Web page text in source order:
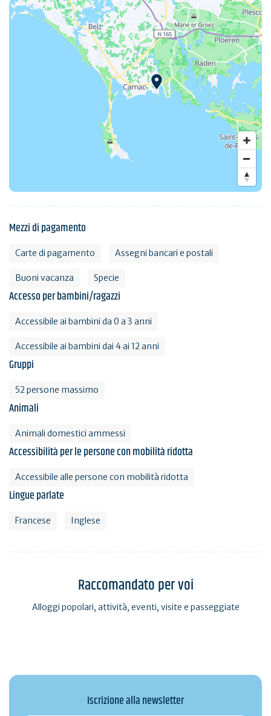
Mezzi di pagamento
Carte di pagamento Assegni bancari e postali
Buoni vacanza Specie
Accesso per bambini/ragazzi
Accessibile ai bambini da 0 a 3 anni
Accessibile ai bambini dai 4 ai 12 anni
Gruppi
52 persone massimo
Animali
Animali domestici ammessi
Accessibilità per le persone con mobilità ridotta
Accessibile alle persone con mobilità ridotta
Lingue parlate
Francese Inglese
Raccomandato per voi
Alloggi popolari, attività, eventi, visite e passeggiate
Iscrizione alla newsletter